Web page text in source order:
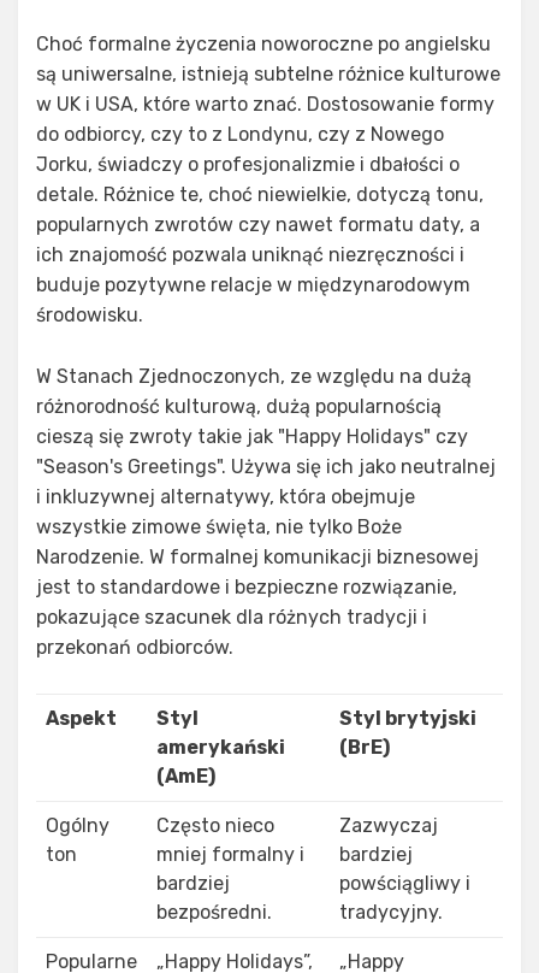
Choć formalne życzenia noworoczne po angielsku
są uniwersalne, istnieją subtelne różnice kulturowe
w UK i USA, które warto znać. Dostosowanie formy
do odbiorcy, czy to z Londynu, czy z Nowego
Jorku, świadczy o profesjonalizmie i dbałości o
detale. Różnice te, choć niewielkie, dotyczą tonu,
popularnych zwrotów czy nawet formatu daty, a
ich znajomość pozwala uniknąć niezręczności i
buduje pozytywne relacje w międzynarodowym
środowisku.
W Stanach Zjednoczonych, ze względu na dużą
różnorodność kulturową, dużą popularnością
cieszą się zwroty takie jak "Happy Holidays" czy
"Season's Greetings". Używa się ich jako neutralnej
i inkluzywnej alternatywy, która obejmuje
wszystkie zimowe święta, nie tylko Boże
Narodzenie. W formalnej komunikacji biznesowej
jest to standardowe i bezpieczne rozwiązanie,
pokazujące szacunek dla różnych tradycji i
przekonań odbiorców.
Aspekt
Styl
amerykański
(AmE)
Styl brytyjski
(BrE)
Ogólny
ton
Często nieco
mniej formalny i
bardziej
bezpośredni.
Zazwyczaj
bardziej
powściągliwy i
tradycyjny.
Popularne „Happy Holidays”, „Happy